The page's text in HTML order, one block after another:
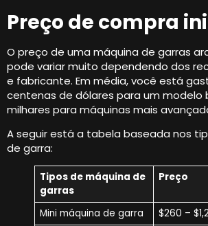
Preço de compra
O preço de uma máquina de garras
pode variar muito dependendo dos
e fabricante. Em média, você está
centenas de dólares para um modelo
milhares para máquinas mais
A seguir está a tabela baseada nos
de garra:
Tipos de máquina de
garras
Preço
Mini máquina de garra
$260 –